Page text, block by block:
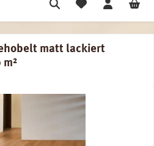
matt lackiert